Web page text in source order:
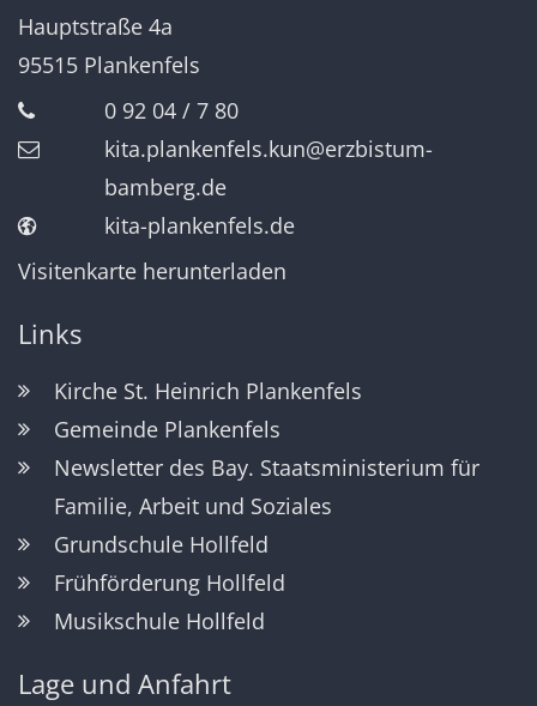
Hauptstraße 4a
95515 Plankenfels
0 92 04 / 7 80
kita.plankenfels.kun@erzbistum-
bamberg.de
kita-plankenfels.de
Visitenkarte herunterladen
Links
Kirche St. Heinrich Plankenfels
Gemeinde Plankenfels
Newsletter des Bay. Staatsministerium für
Familie, Arbeit und Soziales
Grundschule Hollfeld
Frühförderung Hollfeld
Musikschule Hollfeld
Lage und Anfahrt